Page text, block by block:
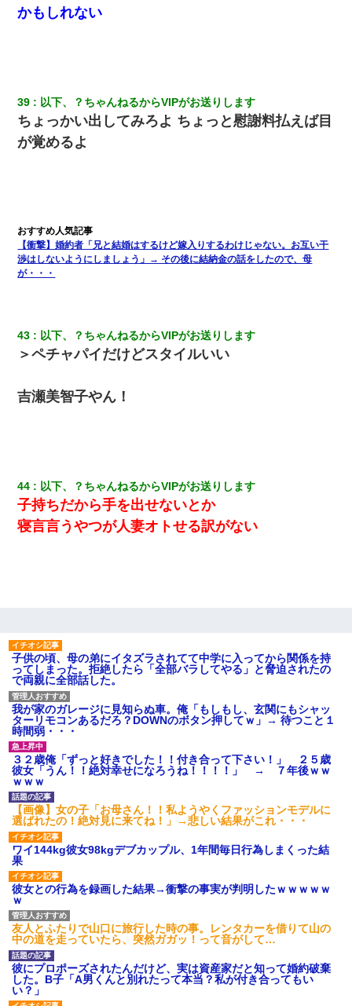
かもしれない
39 以下、？ちゃんねるからVIPがお送りします
ちょっかい出してみろよ ちょっと慰謝料払えば目
が覚めるよ
【衝撃】婚約者「兄と結婚はするけど嫁入りするわけじゃない。お互い干
渉はしないようにしましょう」→ その後に結納金の話をしたので、母
が・・・
43 以下、？ちゃんねるからVIPがお送りします
＞ペチャパイだけどスタイルいい
吉瀬美智子やん！
44 以下、？ちゃんねるからVIPがお送りします
子持ちだから手を出せないとか
寝言言うやつが人妻オトせる訳がない
子供の頃、母の弟にイタズラされてて中学に入ってから関係を持
ってしまった。拒絶したら「全部バラしてやる」と脅迫されたの
で両親に全部話した。
我が家のガレージに見知らぬ車。俺「もしもし、玄関にもシャッ
ターリモコンあるだろ？DOWNのボタン押してｗ」→ 待つこと１
時間弱・・・
３２歳俺「ずっと好きでした！！付き合って下さい！」 ２５歳
彼女「うん！！絶対幸せになろうね！！！！」 → ７年後ｗｗ
ｗｗｗ
【画像】女の子「お母さん！！私ようやくファッションモデルに
選ばれたの！絶対見に来てね！」→悲しい結果がこれ・・・
ワイ144kg彼女98kgデブカップル、1年間毎日行為しまくった結
果
彼女との行為を録画した結果→衝撃の事実が判明したｗｗｗｗｗ
ｗ
友人とふたりで山口に旅行した時の事。レンタカーを借りて山の
中の道を走っていたら、突然ガガッ！って音がして…
彼にプロポーズされたんだけど、実は資産家だと知って婚約破棄
した。B子「A男くんと別れたって本当？私が付き合ってもい
い？」